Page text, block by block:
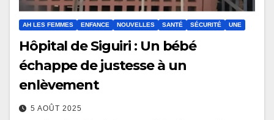
AH LES FEMMES ENFANCE NOUVELLES SANTÉ SÉCURITÉ UNE
Hôpital de Siguiri : Un bébé
échappe de justesse à un
enlèvement
5 AOÛT 2025